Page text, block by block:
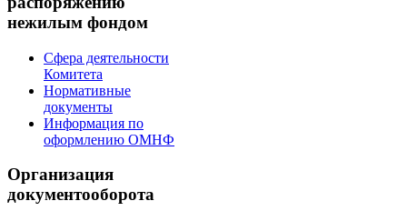
нежилым фондом
Сфера деятельности
Комитета
Нормативные
документы
Информация по
оформлению ОМНФ
Организация
документооборота